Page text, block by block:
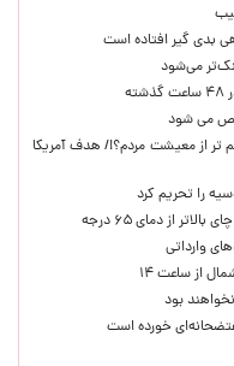
می‌شود
می شود
از معیشت مردم؟!/ هدف آمریکا
از دمای ۶۵ درجه
وارداتی
از ساعت ۱۴
بود
خورده است